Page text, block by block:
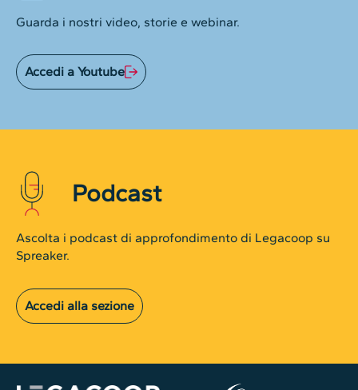
Guarda i nostri video, storie e webinar.
Accedi a Youtube
Podcast
Ascolta i podcast di approfondimento di Legacoop su
Spreaker.
Accedi alla sezione